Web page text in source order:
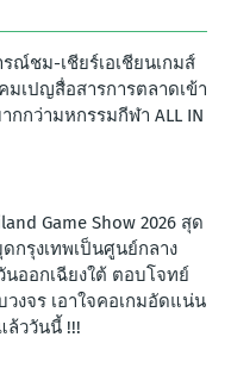
ณ์ชม-เชียร์เอเชียนเกมส์
มเปญสื่อสารการตลาดเข้า
กกว่ามหกรรมกีฬา ALL IN
Game Show 2026 สุด
กรุงเทพเป็นศูนย์กลาง
นออกเฉียงใต้ ตอบโจทย์
งจร เอาใจคอเกมอัดแน่น
ล้ววันนี้ !!!